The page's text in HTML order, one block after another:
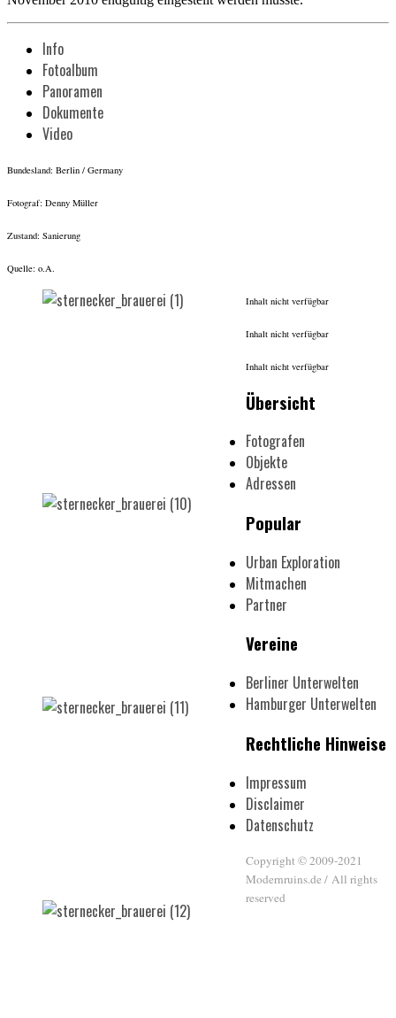
Info
Fotoalbum
Panoramen
Dokumente
Video
Bundesland: Berlin / Germany
Fotograf: Denny Müller
Zustand: Sanierung
Quelle: o.A.
Inhalt nicht verfügbar
Inhalt nicht verfügbar
Inhalt nicht verfügbar
Übersicht
Fotografen
Objekte
Adressen
Popular
Urban Exploration
Mitmachen
Partner
Vereine
Berliner Unterwelten
Hamburger Unterwelten
Rechtliche Hinweise
Impressum
Disclaimer
Datenschutz
Copyright © 2009-2021
Modernruins.de / All rights
reserved